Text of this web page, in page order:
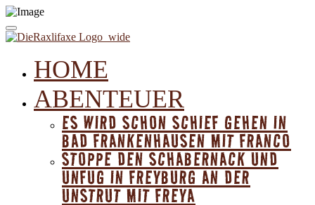
HOME
ABENTEUER
ES WIRD SCHON SCHIEF GEHEN IN
BAD FRANKENHAUSEN MIT FRANCO
STOPPE DEN SCHABERNACK UND
UNFUG IN FREYBURG AN DER
UNSTRUT MIT FREYA